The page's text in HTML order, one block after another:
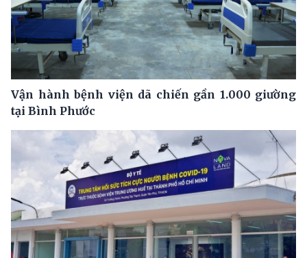
Vận hành bệnh viện dã chiến gần 1.000 giường
tại Bình Phước